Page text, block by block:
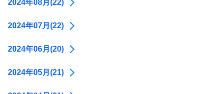
2024年08月(22)
2024年07月(22)
2024年06月(20)
2024年05月(21)